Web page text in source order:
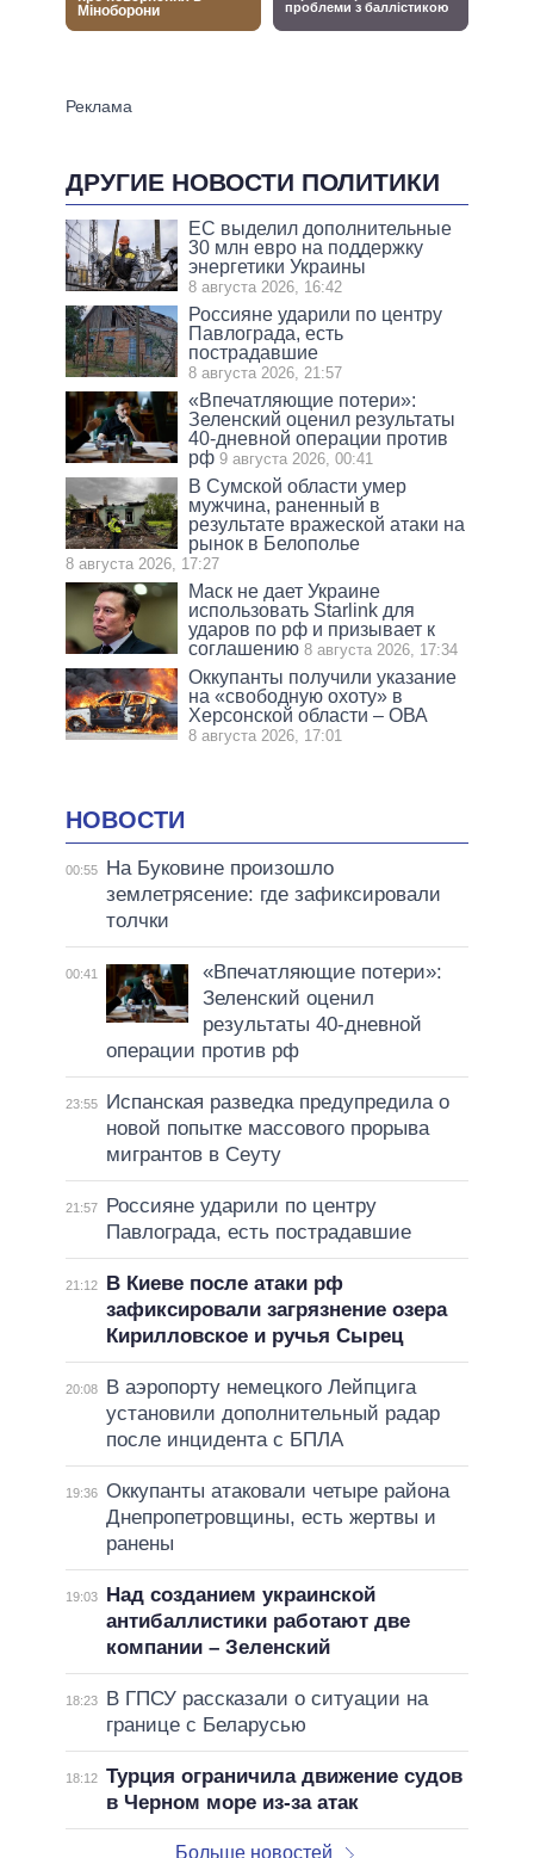
ДРУГИЕ НОВОСТИ ПОЛИТИКИ
ЕС выделил дополнительные
30 млн евро на поддержку
энергетики Украины
8 августа 2026, 16:42
Россияне ударили по центру
Павлограда, есть
пострадавшие
8 августа 2026, 21:57
«Впечатляющие потери»:
Зеленский оценил результаты
40-дневной операции против
рф 9 августа 2026, 00:41
В Сумской области умер
мужчина, раненный в
результате вражеской атаки на
рынок в Белополье
8 августа 2026, 17:27
Маск не дает Украине
использовать Starlink для
ударов по рф и призывает к
соглашению 8 августа 2026, 17:34
Оккупанты получили указание
на «свободную охоту» в
Херсонской области – ОВА
8 августа 2026, 17:01
НОВОСТИ
00:55
На Буковине произошло
землетрясение: где зафиксировали
толчки
00:41
«Впечатляющие потери»:
Зеленский оценил
результаты 40-дневной
операции против рф
23:55
Испанская разведка предупредила о
новой попытке массового прорыва
мигрантов в Сеуту
21:57
Россияне ударили по центру
Павлограда, есть пострадавшие
21:12
В Киеве после атаки рф
зафиксировали загрязнение озера
Кирилловское и ручья Сырец
20:08
В аэропорту немецкого Лейпцига
установили дополнительный радар
после инцидента с БПЛА
19:36 Оккупанты атаковали четыре района
Днепропетровщины, есть жертвы и
ранены
19:03
Над созданием украинской
антибаллистики работают две
компании – Зеленский
18:23
В ГПСУ рассказали о ситуации на
границе с Беларусью
18:12 Турция ограничила движение судов
в Черном море из-за атак
Больше новостей